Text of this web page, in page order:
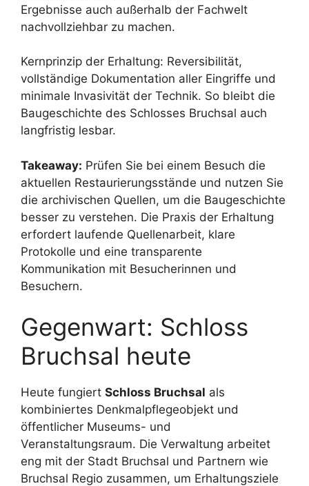
Ergebnisse auch außerhalb der Fachwelt
nachvollziehbar zu machen.
Kernprinzip der Erhaltung: Reversibilität,
vollständige Dokumentation aller Eingriffe und
minimale Invasivität der Technik. So bleibt die
Baugeschichte des Schlosses Bruchsal auch
langfristig lesbar.
Takeaway: Prüfen Sie bei einem Besuch die
aktuellen Restaurierungsstände und nutzen Sie
die archivischen Quellen, um die Baugeschichte
besser zu verstehen. Die Praxis der Erhaltung
erfordert laufende Quellenarbeit, klare
Protokolle und eine transparente
Kommunikation mit Besucherinnen und
Besuchern.
Gegenwart: Schloss
Bruchsal heute
Heute fungiert Schloss Bruchsal als
kombiniertes Denkmalpflegeobjekt und
öffentlicher Museums- und
Veranstaltungsraum. Die Verwaltung arbeitet
eng mit der Stadt Bruchsal und Partnern wie
Bruchsal Regio zusammen, um Erhaltungsziele